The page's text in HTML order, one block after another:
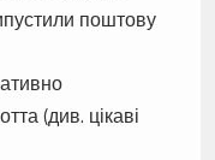
поштову
(див. цікаві